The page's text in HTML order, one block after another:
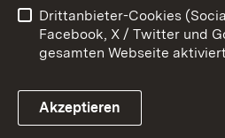
Link zum Landesportal
Impressum
Drittanbieter-Cookies
Facebook, X / Twitter und
gesamten Webseite
Akzeptieren